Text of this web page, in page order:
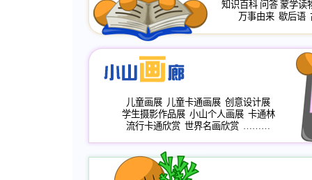
知识百科 问答 蒙学读
万事由来 歇后语
儿童画展 儿童卡通画展 创意设计展
学生摄影作品展 小山个人画展 卡通林
流行卡通欣赏 世界名画欣赏 ………